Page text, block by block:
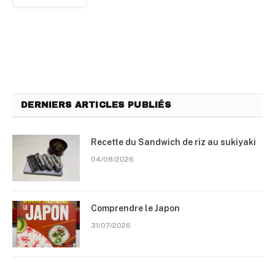
DERNIERS ARTICLES PUBLIÉS
Recette du Sandwich de riz au sukiyaki
04/08/2026
Comprendre le Japon
31/07/2026